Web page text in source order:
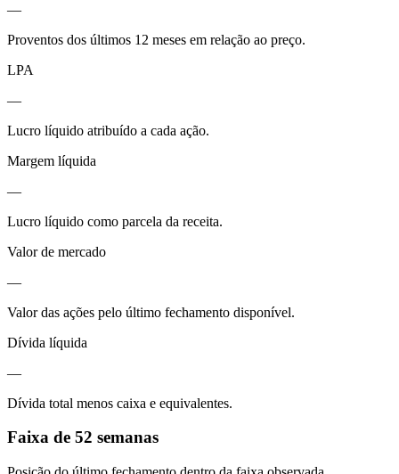
—
Proventos dos últimos 12 meses em relação ao preço.
LPA
—
Lucro líquido atribuído a cada ação.
Margem líquida
—
Lucro líquido como parcela da receita.
Valor de mercado
—
Valor das ações pelo último fechamento disponível.
Dívida líquida
—
Dívida total menos caixa e equivalentes.
Faixa de 52 semanas